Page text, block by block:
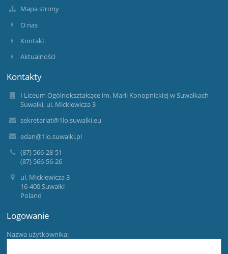
Mapa strony
O nas
Kontakt
Aktualności
Kontakty
I Liceum Ogólnokształcące im. Marii Konopnickiej w Suwałkach
Suwałki, ul. Mickiewicza 3
sekretariat@1lo.suwalki.eu
edan@1lo.suwalki.pl
(87) 566-28-51
(87) 566-56-26
ul. Mickiewicza 3
16-400 Suwałki
Poland
Logowanie
Nazwa użytkownika: